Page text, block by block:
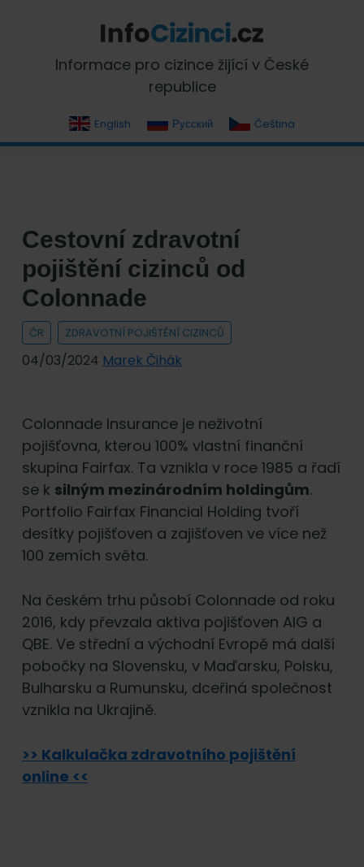
primary
navigation
content
primaryInfoCizinci.cz
Informace pro cizince žijící v České
republice
English Русский Čeština
Cestovní zdravotní
pojištění cizinců od
Colonnade
ČR ZDRAVOTNÍ POJIŠTĚNÍ CIZINCŮ
04/03/2024 Marek Čihák
Colonnade Insurance je neživotní
pojišťovna, kterou 100% vlastní finanční
skupina Fairfax. Ta vznikla v roce 1985 a řadí
se k silným mezinárodním holdingům.
Portfolio Fairfax Financial Holding tvoří
desítky pojišťoven a zajišťoven ve více než
100 zemích světa.
Na českém trhu působí Colonnade od roku
2016, kdy převzala aktiva pojišťoven AIG a
QBE. Ve střední a východní Evropě má další
pobočky na Slovensku, v Maďarsku, Polsku,
Bulharsku a Rumunsku, dceřiná společnost
vznikla na Ukrajině.
>> Kalkulačka zdravotního pojištění
online <<